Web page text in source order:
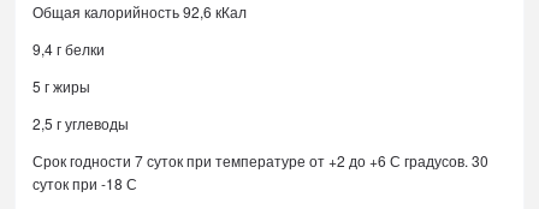
Общая калорийность 92,6 кКал
9,4 г белки
5 г жиры
2,5 г углеводы
Срок годности 7 суток при температуре от +2 до +6 С градусов. 30
суток при -18 С